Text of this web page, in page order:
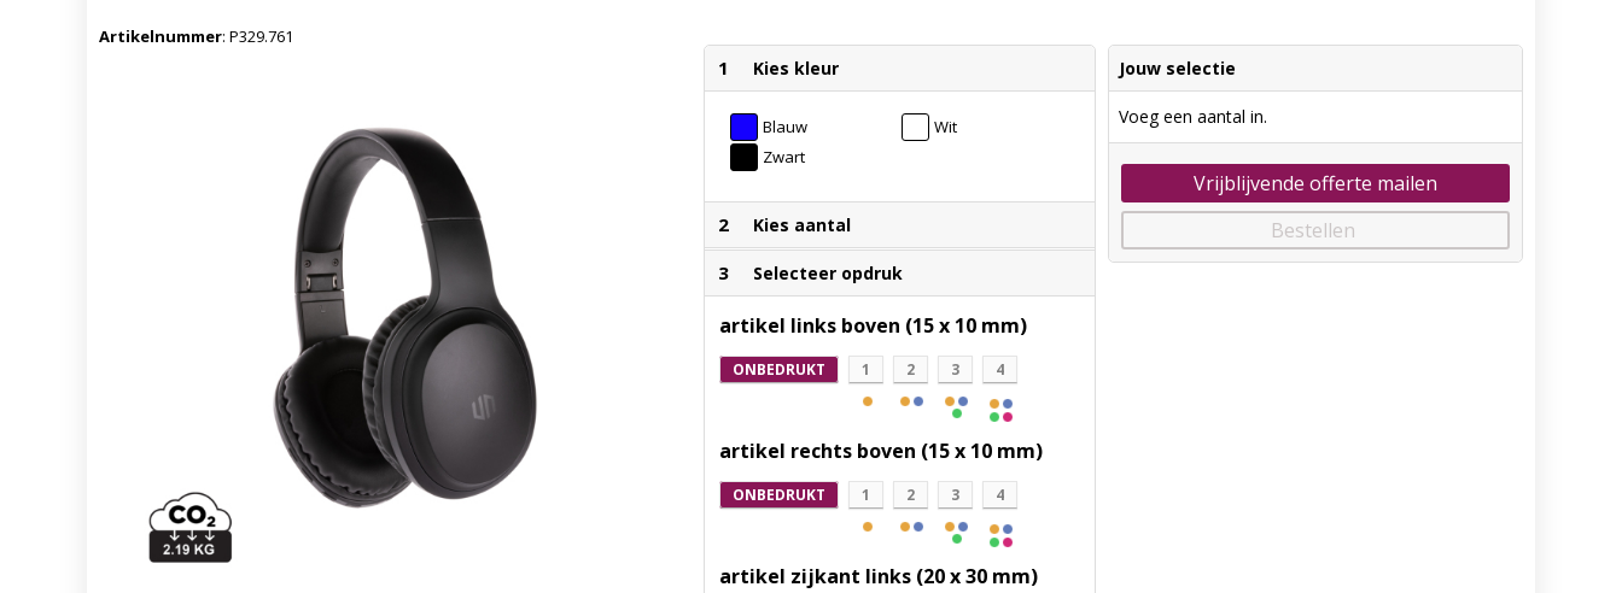
Artikelnummer: P329.761
1 Kies kleur
Blauw
Wit
Zwart
2 Kies aantal
3 Selecteer opdruk
artikel links boven (15 x 10 mm)
ONBEDRUKT 1 2 3 4
artikel rechts boven (15 x 10 mm)
ONBEDRUKT 1 2 3 4
artikel zijkant links (20 x 30 mm)
Jouw selectie
Voeg een aantal in.
Vrijblijvende offerte mailen
Bestellen